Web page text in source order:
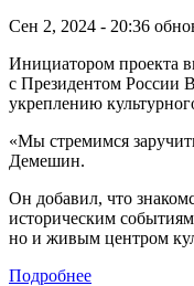
Сен 2, 2024 - 20:36
Инициатором проекта
с Президентом России
укреплению
«Мы стремимся
Демешин.
Он добавил, что
историческим
но и живым центром
Подробнее